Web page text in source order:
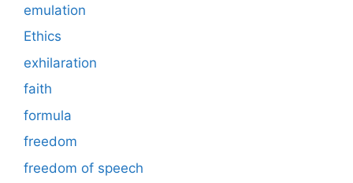
emulation
Ethics
exhilaration
faith
formula
freedom
freedom of speech